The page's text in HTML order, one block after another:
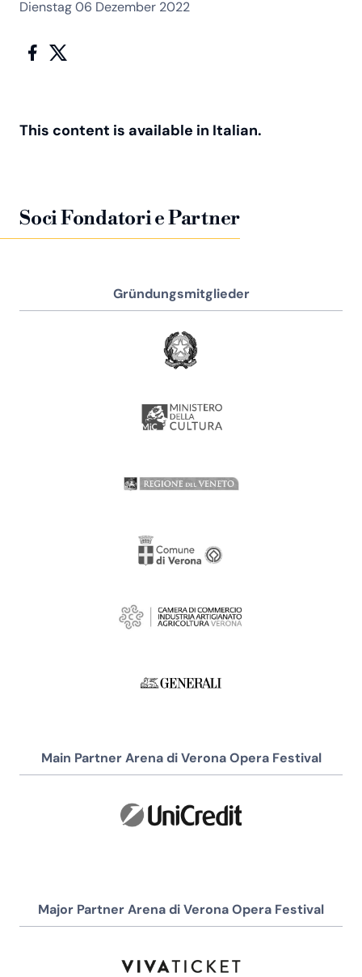
Dienstag 06 Dezember 2022
This content is available in Italian.
Soci Fondatori e Partner
Gründungsmitglieder
Main Partner Arena di Verona Opera Festival
Major Partner Arena di Verona Opera Festival